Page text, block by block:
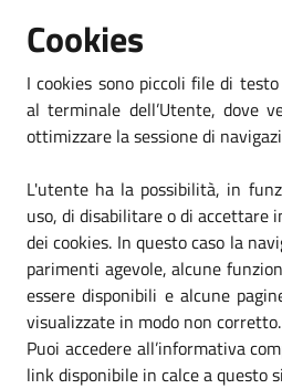
Cookies
I cookies sono piccoli file di
al terminale dell’Utente, dove
ottimizzare la sessione di
L'utente ha la possibilità, in
uso, di disabilitare o di accettare
dei cookies. In questo caso la
parimenti agevole, alcune
essere disponibili e alcune
visualizzate in modo non corretto.
Puoi accedere all’informativa
link disponibile in calce a questo